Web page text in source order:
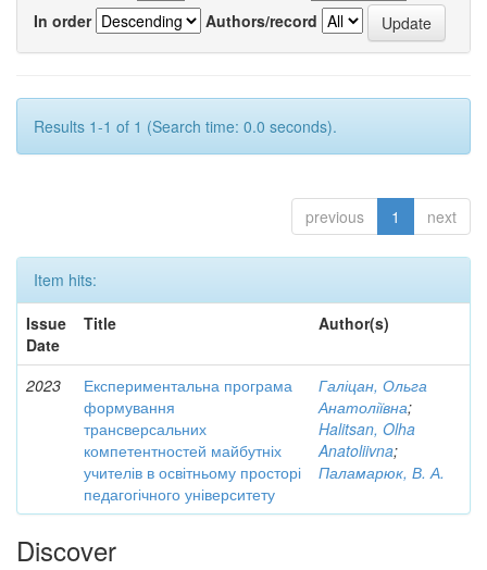
In order
Authors/record
Results 1-1 of 1 (Search time: 0.0 seconds).
previous 1 next
Item hits:
Issue
Date
Title Author(s)
2023
Експериментальна програма
формування
трансверсальних
компетентностей майбутніх
учителів в освітньому просторі
педагогічного університету
Галіцан, Ольга
Анатоліївна;
Halitsan, Olha
Anatoliivna;
Паламарюк, В. А.
Discover